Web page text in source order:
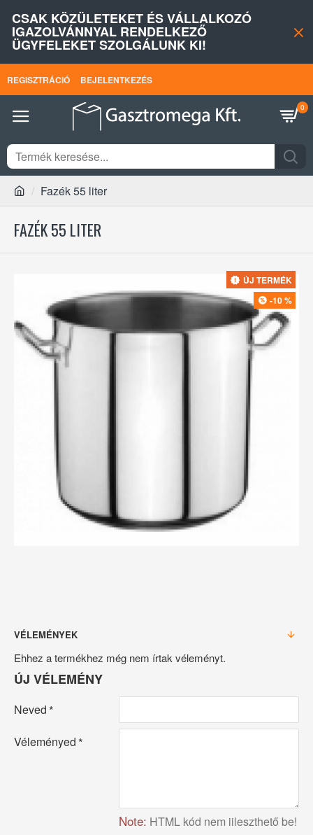
CSAK KÖZÜLETEKET ÉS VÁLLALKOZÓ
IGAZOLVÁNNYAL RENDELKEZŐ
ÜGYFELEKET SZOLGÁLUNK KI!
REGISZTRÁCIÓ BEJELENTKEZÉS
0
Fazék 55 liter
FAZÉK 55 LITER
ÚJ TERMÉK
-10 %
VÉLEMÉNYEK
Ehhez a termékhez még nem írtak véleményt.
ÚJ VÉLEMÉNY
Neved
Véleményed
Note: HTML kód nem iileszthető be!